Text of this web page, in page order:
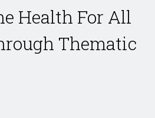
Health For All
Thematic